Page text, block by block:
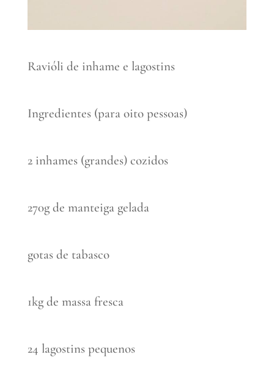
Ravióli de inhame e lagostins
Ingredientes (para oito pessoas)
2 inhames (grandes) cozidos
270g de manteiga gelada
gotas de tabasco
1kg de massa fresca
24 lagostins pequenos